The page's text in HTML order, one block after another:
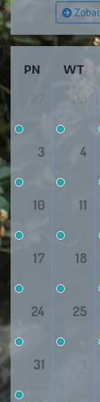
PN WT
28
3 4
10 11
17 18
24 25
31